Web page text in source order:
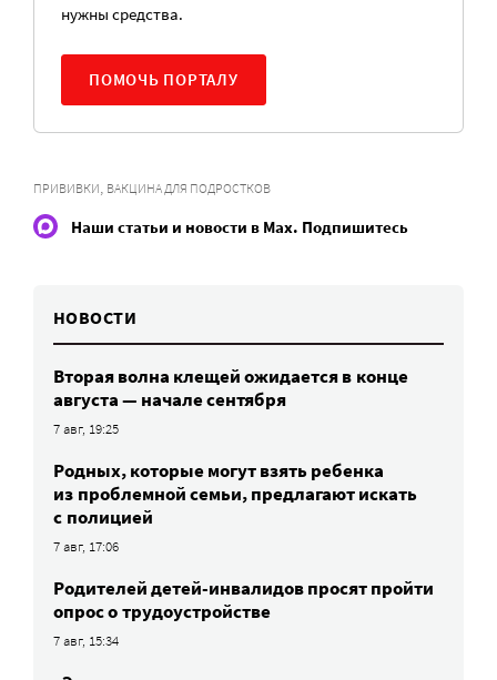
нужны средства.
ПОМОЧЬ ПОРТАЛУ
ПРИВИВКИ, ВАКЦИНА ДЛЯ ПОДРОСТКОВ
Наши статьи и новости в Max. Подпишитесь
НОВОСТИ
Вторая волна клещей ожидается в конце
августа — начале сентября
7 авг, 19:25
Родных, которые могут взять ребенка
из проблемной семьи, предлагают искать
с полицией
7 авг, 17:06
Родителей детей-инвалидов просят пройти
опрос о трудоустройстве
7 авг, 15:34